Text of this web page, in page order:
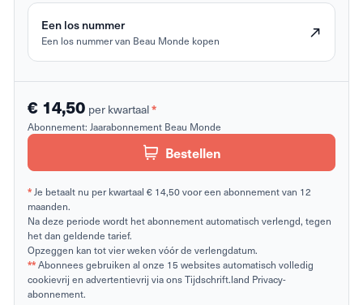
Een los nummer
Een los nummer van Beau Monde kopen
€ 14,50 per kwartaal*
Abonnement: Jaarabonnement Beau Monde
Bestellen
*Je betaalt nu per kwartaal € 14,50 voor een abonnement van 12
maanden.
Na deze periode wordt het abonnement automatisch verlengd, tegen
het dan geldende tarief.
Opzeggen kan tot vier weken vóór de verlengdatum.
**Abonnees gebruiken al onze 15 websites automatisch volledig
cookievrij en advertentievrij via ons Tijdschrift.land Privacy-
abonnement.